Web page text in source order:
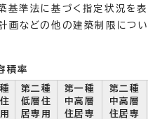
築基準法に基づく指定状況を
画などの他の建築制限につい
積率
第二種
低層住
居専用
第一種
中高層
住居専
第二種
中高層
住居専